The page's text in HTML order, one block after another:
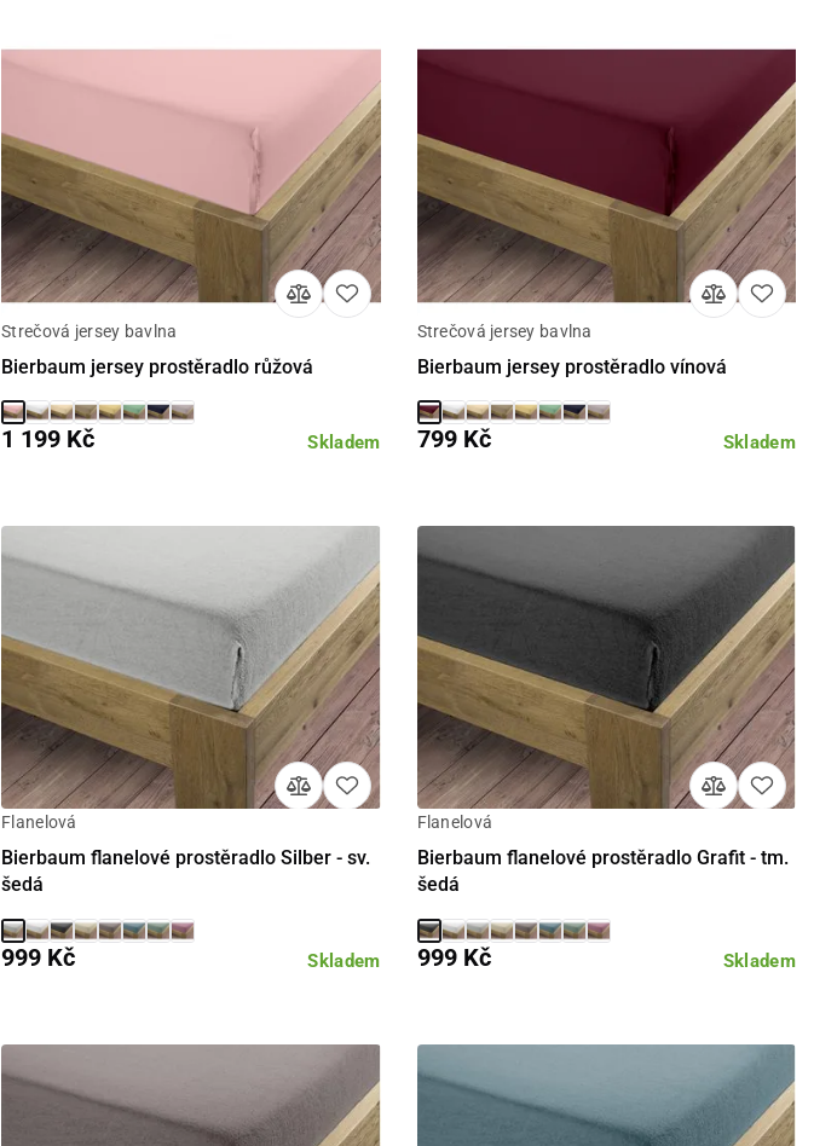
Strečová jersey bavlna
Bierbaum jersey prostěradlo růžová
Skladem
1 199 Kč
Strečová jersey bavlna
Bierbaum jersey prostěradlo vínová
Skladem
799 Kč
Flanelová
Bierbaum flanelové prostěradlo Silber - sv.
šedá
Skladem
999 Kč
Flanelová
Bierbaum flanelové prostěradlo Grafit - tm.
šedá
Skladem
999 Kč